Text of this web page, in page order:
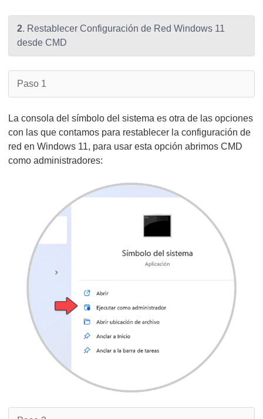
2. Restablecer Configuración de Red Windows 11
desde CMD
Paso 1
La consola del símbolo del sistema es otra de las opciones
con las que contamos para restablecer la configuración de
red en Windows 11, para usar esta opción abrimos CMD
como administradores: